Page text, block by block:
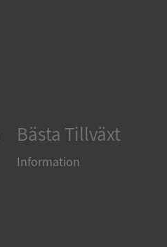
Bästa Tillväxt
Information